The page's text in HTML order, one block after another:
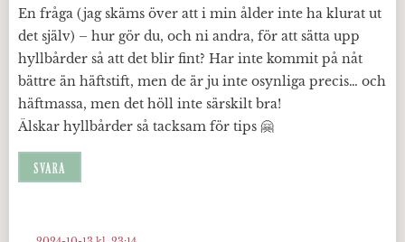
En fråga (jag skäms över att i min ålder inte ha klurat ut
det själv) – hur gör du, och ni andra, för att sätta upp
hyllbårder så att det blir fint? Har inte kommit på nåt
bättre än häftstift, men de är ju inte osynliga precis… och
häftmassa, men det höll inte särskilt bra!
Älskar hyllbårder så tacksam för tips 🤗
SVARA